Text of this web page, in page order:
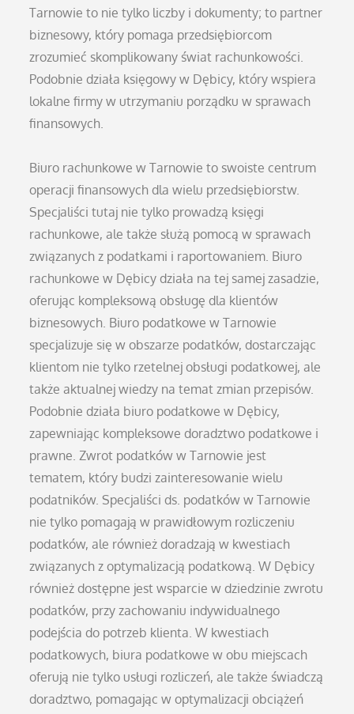
Tarnowie to nie tylko liczby i dokumenty; to partner
biznesowy, który pomaga przedsiębiorcom
zrozumieć skomplikowany świat rachunkowości.
Podobnie działa księgowy w Dębicy, który wspiera
lokalne firmy w utrzymaniu porządku w sprawach
finansowych.
Biuro rachunkowe w Tarnowie to swoiste centrum
operacji finansowych dla wielu przedsiębiorstw.
Specjaliści tutaj nie tylko prowadzą księgi
rachunkowe, ale także służą pomocą w sprawach
związanych z podatkami i raportowaniem. Biuro
rachunkowe w Dębicy działa na tej samej zasadzie,
oferując kompleksową obsługę dla klientów
biznesowych. Biuro podatkowe w Tarnowie
specjalizuje się w obszarze podatków, dostarczając
klientom nie tylko rzetelnej obsługi podatkowej, ale
także aktualnej wiedzy na temat zmian przepisów.
Podobnie działa biuro podatkowe w Dębicy,
zapewniając kompleksowe doradztwo podatkowe i
prawne. Zwrot podatków w Tarnowie jest
tematem, który budzi zainteresowanie wielu
podatników. Specjaliści ds. podatków w Tarnowie
nie tylko pomagają w prawidłowym rozliczeniu
podatków, ale również doradzają w kwestiach
związanych z optymalizacją podatkową. W Dębicy
również dostępne jest wsparcie w dziedzinie zwrotu
podatków, przy zachowaniu indywidualnego
podejścia do potrzeb klienta. W kwestiach
podatkowych, biura podatkowe w obu miejscach
oferują nie tylko usługi rozliczeń, ale także świadczą
doradztwo, pomagając w optymalizacji obciążeń